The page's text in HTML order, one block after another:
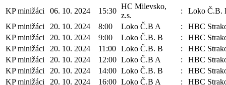
KP minižáci 06. 10. 2024 15:30
HC Milevsko,
z.s.
:
Loko Č.B.
KP minižáci
20. 10. 2024 8:00 Loko Č.B A :
HBC
KP minižáci
20. 10. 2024 9:00 Loko Č.B. B :
HBC
KP minižáci
20. 10. 2024 11:00 Loko Č.B. B :
HBC
KP minižáci
20. 10. 2024 12:00 Loko Č.B A :
HBC
KP minižáci
20. 10. 2024 14:00 Loko Č.B. B :
HBC
KP minižáci
20. 10. 2024 16:00 Loko Č.B A : HBC